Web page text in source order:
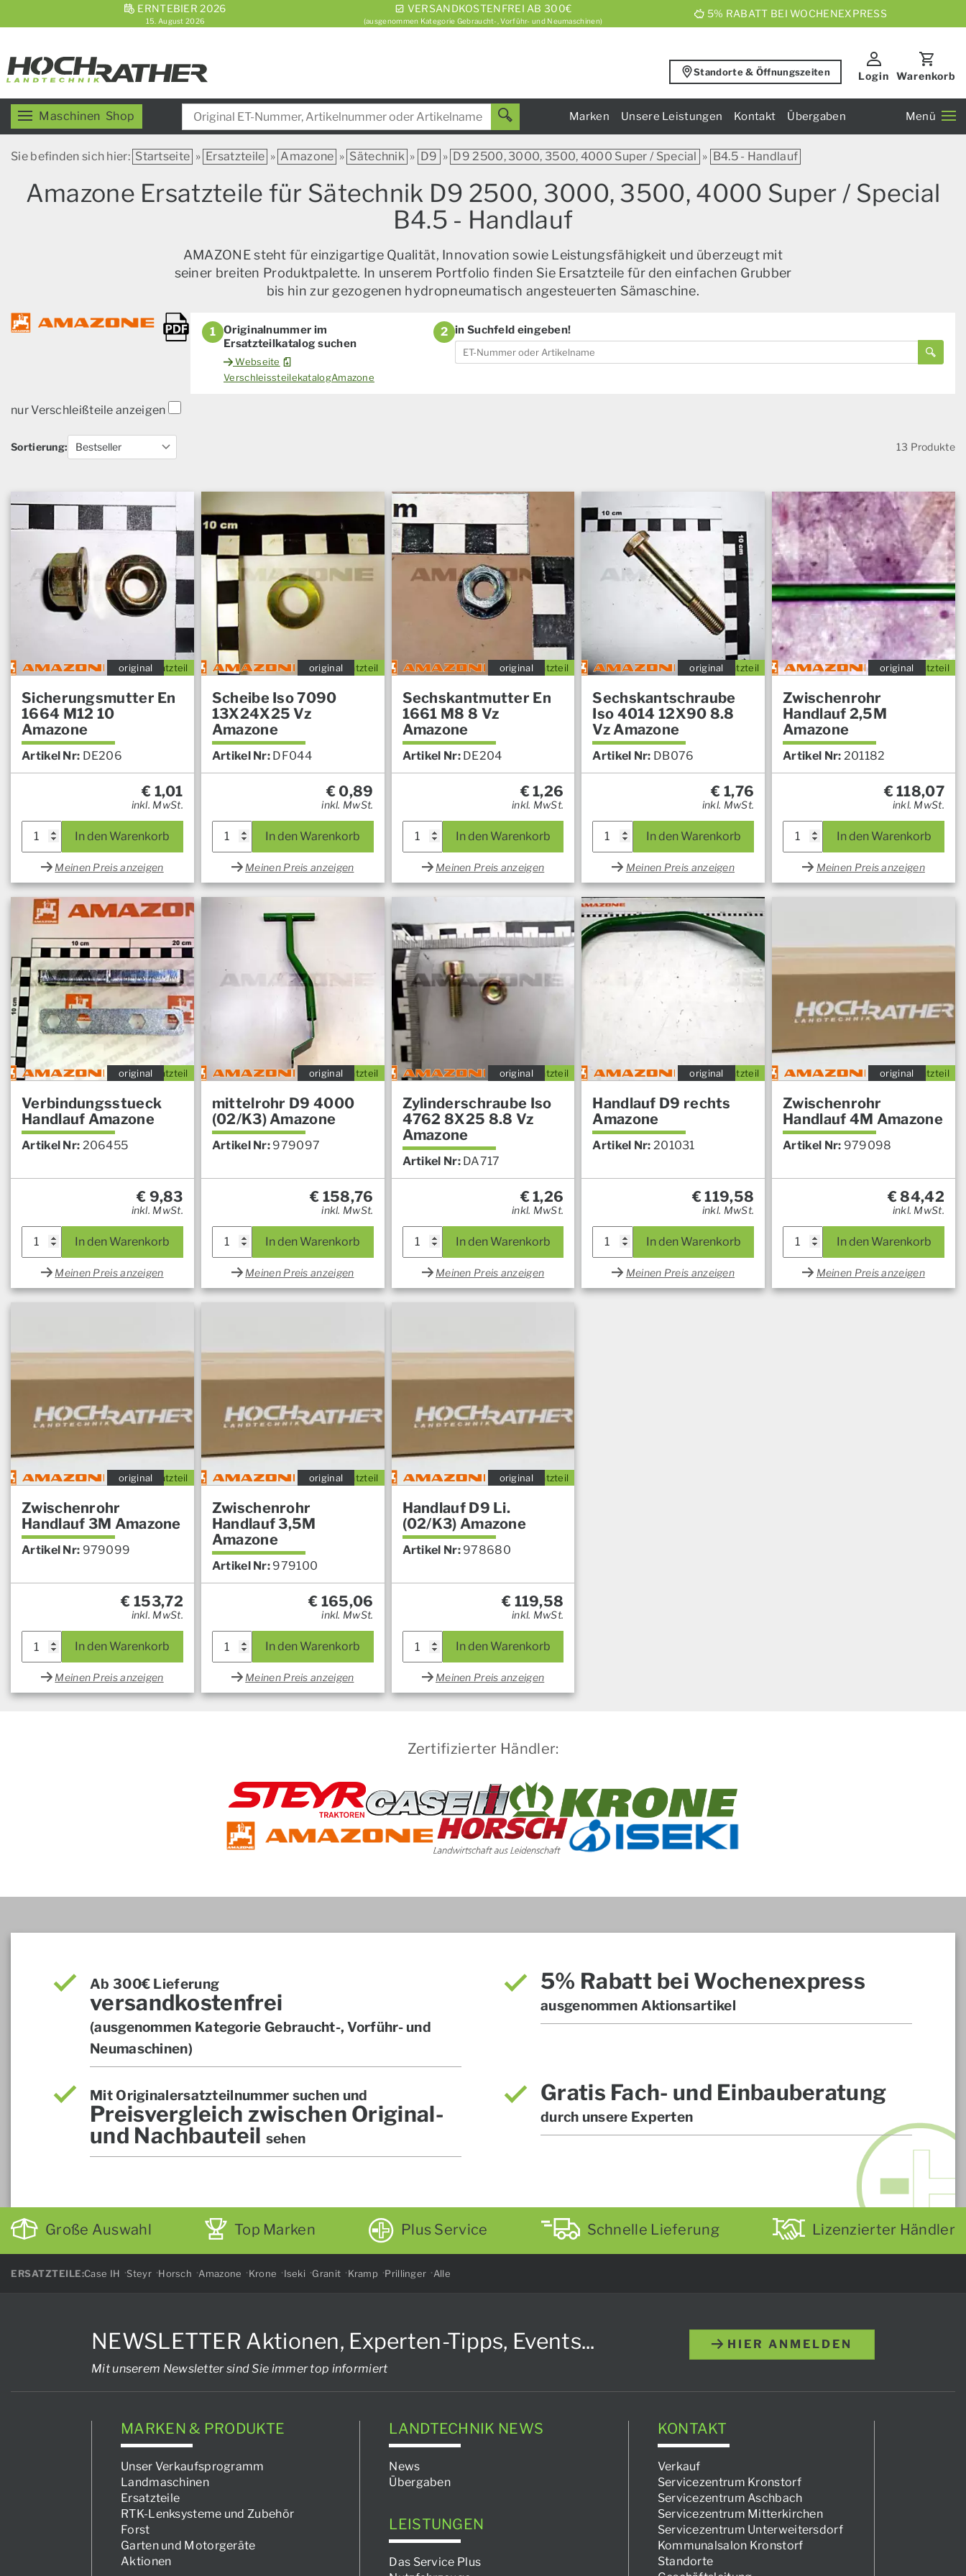
ERNTEBIER 2026
15. August 2026
VERSANDKOSTENFREI AB 300€
(ausgenommen Kategorie Gebraucht-, Vorführ- und Neumaschinen)
5% RABATT BEI WOCHENEXPRESS
Standorte & Öffnungszeiten Login Warenkorb
Maschinen Shop Marken Unsere Leistungen Kontakt Übergaben Menü
Sie befinden sich hier: Startseite » Ersatzteile » Amazone » Sätechnik » D9 » D9 2500, 3000, 3500, 4000 Super / Special » B4.5 - Handlauf
Amazone Ersatzteile für Sätechnik D9 2500, 3000, 3500, 4000 Super / Special
B4.5 - Handlauf
AMAZONE steht für einzigartige Qualität, Innovation sowie Leistungsfähigkeit und überzeugt mit
seiner breiten Produktpalette. In unserem Portfolio finden Sie Ersatzteile für den einfachen Grubber
bis hin zur gezogenen hydropneumatisch angesteuerten Sämaschine.
1
Originalnummer im
Ersatzteilkatalog suchen
Webseite
VerschleissteilekatalogAmazone
2 in Suchfeld eingeben!
nur Verschleißteile anzeigen
Sortierung: 13 Produkte
Ersatzteil
original
Sicherungsmutter En
1664 M12 10
Amazone
Artikel Nr: DE206
€ 1,01
inkl. MwSt.
In den Warenkorb
Meinen Preis anzeigen
Ersatzteil
original
Scheibe Iso 7090
13X24X25 Vz
Amazone
Artikel Nr: DF044
€ 0,89
inkl. MwSt.
In den Warenkorb
Meinen Preis anzeigen
Ersatzteil
original
Sechskantmutter En
1661 M8 8 Vz
Amazone
Artikel Nr: DE204
€1,26
inkl. MwSt.
In den Warenkorb
Meinen Preis anzeigen
Ersatzteil
original
Sechskantschraube
Iso 4014 12X90 8.8
Vz Amazone
Artikel Nr: DB076
€ 1,76
inkl. MwSt.
In den Warenkorb
Meinen Preis anzeigen
Ersatzteil
original
Zwischenrohr
Handlauf 2,5M
Amazone
Artikel Nr: 201182
€118,07
inkl. MwSt.
In den Warenkorb
Meinen Preis anzeigen
Ersatzteil
original
Verbindungsstueck
Handlauf Amazone
Artikel Nr: 206455
€ 9,83
inkl. MwSt.
In den Warenkorb
Meinen Preis anzeigen
Ersatzteil
original
mittelrohr D9 4000
(02/K3) Amazone
Artikel Nr: 979097
€ 158,76
inkl. MwSt.
In den Warenkorb
Meinen Preis anzeigen
Ersatzteil
original
Zylinderschraube Iso
4762 8X25 8.8 Vz
Amazone
Artikel Nr: DA717
€1,26
inkl. MwSt.
In den Warenkorb
Meinen Preis anzeigen
Ersatzteil
original
Handlauf D9 rechts
Amazone
Artikel Nr: 201031
€119,58
inkl. MwSt.
In den Warenkorb
Meinen Preis anzeigen
Ersatzteil
original
Zwischenrohr
Handlauf 4M Amazone
Artikel Nr: 979098
€84,42
inkl. MwSt.
In den Warenkorb
Meinen Preis anzeigen
Ersatzteil
original
Zwischenrohr
Handlauf 3M Amazone
Artikel Nr: 979099
€ 153,72
inkl. MwSt.
In den Warenkorb
Meinen Preis anzeigen
Ersatzteil
original
Zwischenrohr
Handlauf 3,5M
Amazone
Artikel Nr: 979100
€ 165,06
inkl. MwSt.
In den Warenkorb
Meinen Preis anzeigen
Ersatzteil
original
Handlauf D9 Li.
(02/K3) Amazone
Artikel Nr: 978680
€ 119,58
inkl. MwSt.
In den Warenkorb
Meinen Preis anzeigen
Zertifizierter Händler:
Ab 300€ Lieferung
versandkostenfrei
(ausgenommen Kategorie Gebraucht-, Vorführ- und
Neumaschinen)
5% Rabatt bei Wochenexpress
ausgenommen Aktionsartikel
Mit Originalersatzteilnummer suchen und
Preisvergleich zwischen Original-
und Nachbauteil sehen
Gratis Fach- und Einbauberatung
durch unsere Experten
Große Auswahl Top Marken Plus Service Schnelle Lieferung Lizenzierter Händler
ERSATZTEILE:Case IH Steyr Horsch Amazone Krone Iseki Granit Kramp Prillinger Alle
NEWSLETTER Aktionen, Experten-Tipps, Events...
Mit unserem Newsletter sind Sie immer top informiert
HIER ANMELDEN
MARKEN & PRODUKTE
Unser Verkaufsprogramm
Landmaschinen
Ersatzteile
RTK-Lenksysteme und Zubehör
Forst
Garten und Motorgeräte
Aktionen
LANDTECHNIK NEWS
News
Übergaben
LEISTUNGEN
Das Service Plus
KONTAKT
Verkauf
Servicezentrum Kronstorf
Servicezentrum Aschbach
Servicezentrum Mitterkirchen
Servicezentrum Unterweitersdorf
Kommunalsalon Kronstorf
Standorte